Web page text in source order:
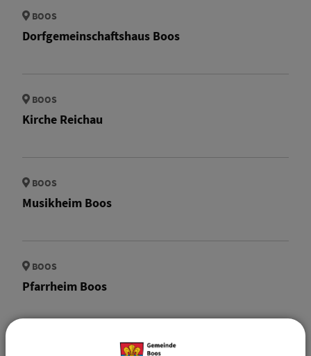
BOOS
Dorfgemeinschaftshaus Boos
BOOS
Kirche Reichau
BOOS
Musikheim Boos
BOOS
Pfarrheim Boos